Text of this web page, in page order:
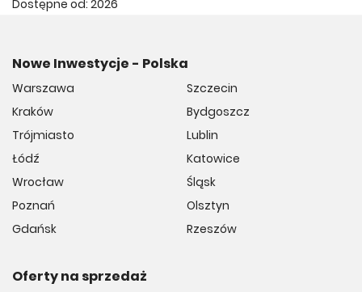
Dostępne od: 2026
Nowe Inwestycje - Polska
Warszawa
Kraków
Trójmiasto
Łódź
Wrocław
Poznań
Gdańsk
Szczecin
Bydgoszcz
Lublin
Katowice
Śląsk
Olsztyn
Rzeszów
Oferty na sprzedaż